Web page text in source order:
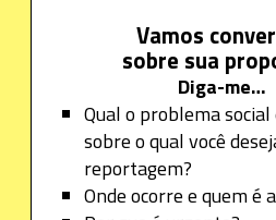
Vamos
sobre sua
Diga-me…
Qual o problema social
sobre o qual você
reportagem?
Onde ocorre e quem é